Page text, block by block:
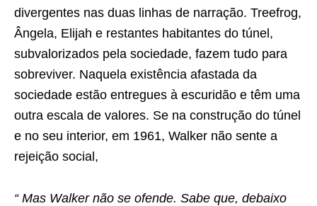
divergentes nas duas linhas de narração. Treefrog,
Ângela, Elijah e restantes habitantes do túnel,
subvalorizados pela sociedade, fazem tudo para
sobreviver. Naquela existência afastada da
sociedade estão entregues à escuridão e têm uma
outra escala de valores. Se na construção do túnel
e no seu interior, em 1961, Walker não sente a
rejeição social,
“ Mas Walker não se ofende. Sabe que, debaixo